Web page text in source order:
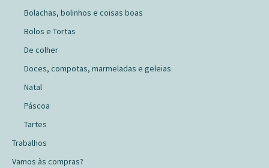
Bolachas, bolinhos e coisas boas
Bolos e Tortas
De colher
Doces, compotas, marmeladas e geleias
Natal
Páscoa
Tartes
Trabalhos
Vamos às compras?